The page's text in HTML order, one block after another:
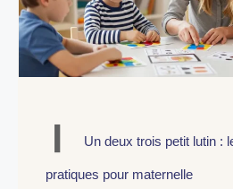
Un deux trois petit lutin :
pratiques pour maternelle